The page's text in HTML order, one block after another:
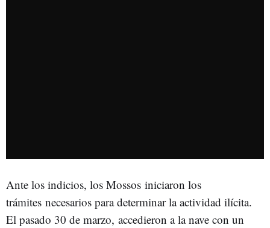
Ante los indicios, los Mossos iniciaron los
trámites necesarios para determinar la actividad ilícita.
El pasado 30 de marzo, accedieron a la nave con un